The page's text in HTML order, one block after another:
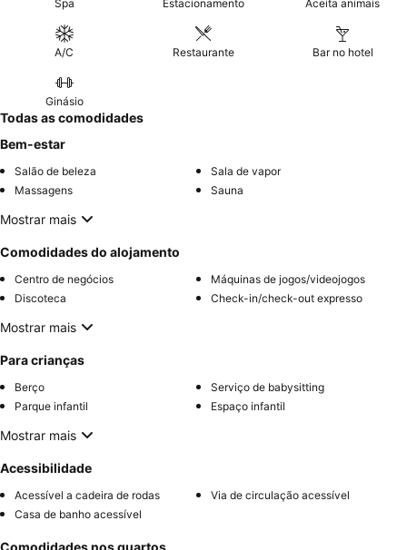
Spa Estacionamento Aceita animais
A/C Restaurante Bar no hotel
Ginásio
Todas as comodidades
Bem-estar
Salão de beleza
Sala de vapor
Massagens
Sauna
Mostrar mais
Comodidades do alojamento
Centro de negócios
Máquinas de jogos/videojogos
Discoteca
Check-in/check-out expresso
Mostrar mais
Para crianças
Berço
Serviço de babysitting
Parque infantil
Espaço infantil
Mostrar mais
Acessibilidade
Acessível a cadeira de rodas
Via de circulação acessível
Casa de banho acessível